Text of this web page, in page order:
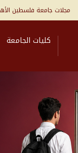
مجلات جامعة فلسطين
كليات الجامعة